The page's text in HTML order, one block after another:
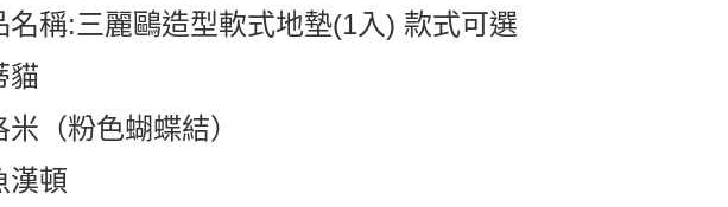
名稱:三麗鷗造型軟式地墊(1入) 款式可選
貓
米（粉色蝴蝶結）
漢頓